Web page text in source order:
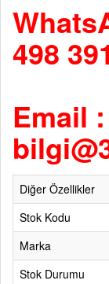
498
Email :
Diğer Özellikler
Stok Kodu
Marka
Stok Durumu